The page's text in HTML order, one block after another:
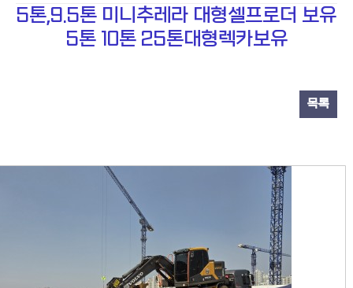
5톤,9.5톤 미니추레라 대형셀프로더 보유
5톤 10톤 25톤대형렉카보유
목록